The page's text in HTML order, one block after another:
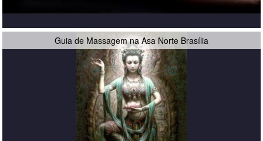
Guia de Massagem na Asa Norte Brasília